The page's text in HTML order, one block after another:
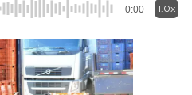
0:00 1.0x